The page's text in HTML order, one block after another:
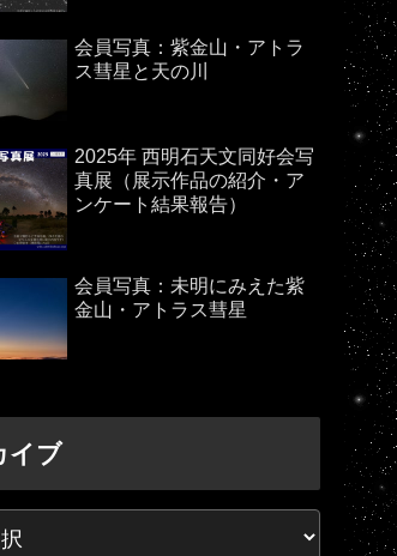
会員写真：紫金山・アトラ
ス彗星と天の川
2025年 西明石天文同好会写
真展（展示作品の紹介・ア
ンケート結果報告）
会員写真：未明にみえた紫
金山・アトラス彗星
イブ